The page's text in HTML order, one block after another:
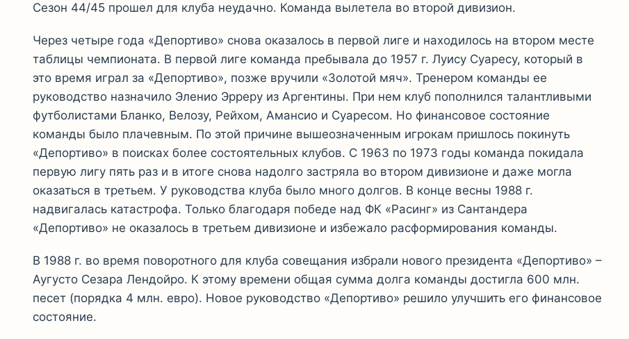
Сезон 44/45 прошел для клуба неудачно. Команда вылетела во второй дивизион.
Через четыре года «Депортиво» снова оказалось в первой лиге и находилось на втором месте
таблицы чемпионата. В первой лиге команда пребывала до 1957 г. Луису Суаресу, который в
это время играл за «Депортиво», позже вручили «Золотой мяч». Тренером команды ее
руководство назначило Эленио Эрреру из Аргентины. При нем клуб пополнился талантливыми
футболистами Бланко, Велозу, Рейхом, Амансио и Суаресом. Но финансовое состояние
команды было плачевным. По этой причине вышеозначенным игрокам пришлось покинуть
«Депортиво» в поисках более состоятельных клубов. С 1963 по 1973 годы команда покидала
первую лигу пять раз и в итоге снова надолго застряла во втором дивизионе и даже могла
оказаться в третьем. У руководства клуба было много долгов. В конце весны 1988 г.
надвигалась катастрофа. Только благодаря победе над ФК «Расинг» из Сантандера
«Депортиво» не оказалось в третьем дивизионе и избежало расформирования команды.
В 1988 г. во время поворотного для клуба совещания избрали нового президента «Депортиво» –
Аугусто Сезара Лендойро. К этому времени общая сумма долга команды достигла 600 млн.
песет (порядка 4 млн. евро). Новое руководство «Депортиво» решило улучшить его финансовое
состояние.